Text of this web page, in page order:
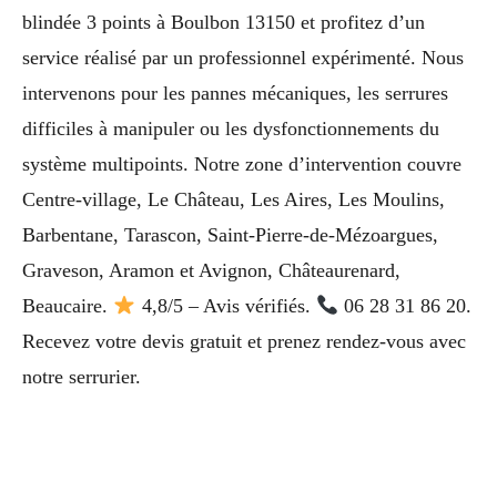
blindée 3 points à Boulbon 13150 et profitez d’un
service réalisé par un professionnel expérimenté. Nous
intervenons pour les pannes mécaniques, les serrures
difficiles à manipuler ou les dysfonctionnements du
système multipoints. Notre zone d’intervention couvre
Centre-village, Le Château, Les Aires, Les Moulins,
Barbentane, Tarascon, Saint-Pierre-de-Mézoargues,
Graveson, Aramon et Avignon, Châteaurenard,
Beaucaire.
4,8/5 – Avis vérifiés.
06 28 31 86 20.
Recevez votre devis gratuit et prenez rendez-vous avec
notre serrurier.